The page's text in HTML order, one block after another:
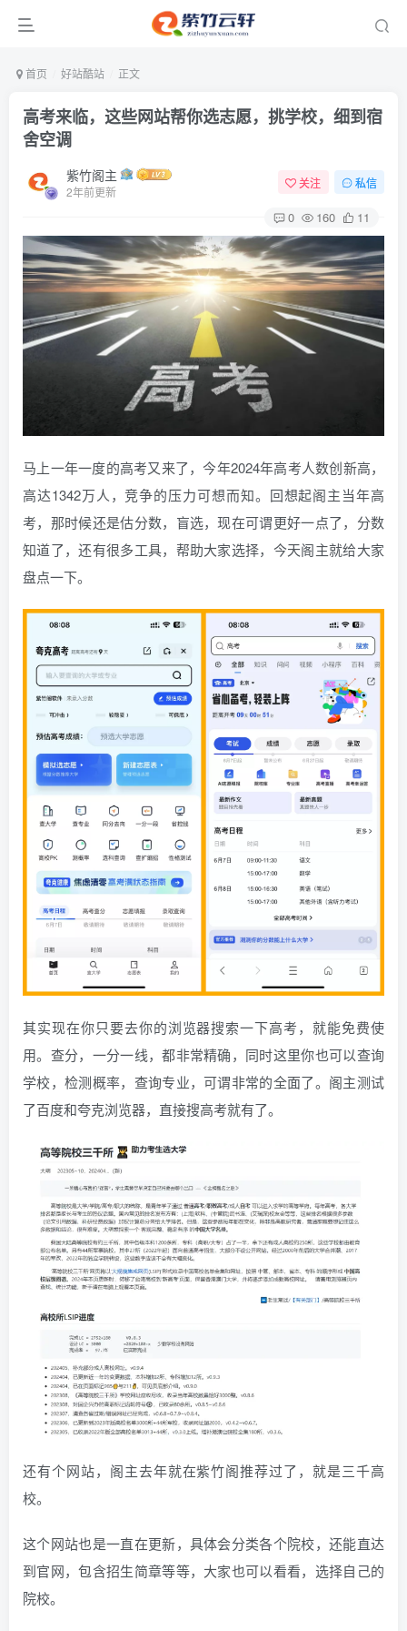
首页 好站酷站 正文
高考来临，这些网站帮你选志愿，挑学校，细到宿
舍空调
紫竹阁主
2年前更新
关注 私信
0 160 11
马上一年一度的高考又来了，今年2024年高考人数创新高，
高达1342万人，竞争的压力可想而知。回想起阁主当年高
考，那时候还是估分数，盲选，现在可谓更好一点了，分数
知道了，还有很多工具，帮助大家选择，今天阁主就给大家
盘点一下。
其实现在你只要去你的浏览器搜索一下高考，就能免费使
用。查分，一分一线，都非常精确，同时这里你也可以查询
学校，检测概率，查询专业，可谓非常的全面了。阁主测试
了百度和夸克浏览器，直接搜高考就有了。
还有个网站，阁主去年就在紫竹阁推荐过了，就是三千高
校。
这个网站也是一直在更新，具体会分类各个院校，还能直达
到官网，包含招生简章等等，大家也可以看看，选择自己的
院校。